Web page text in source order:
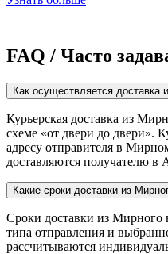
FAQ / Часто
Как осуществляется доставка
Курьерская доставка из
схеме «от двери до двери».
адресу отправителя в
доставляются получателю в
Какие сроки доставки из
Сроки доставки из Мирного
типа отправления и
рассчитываются